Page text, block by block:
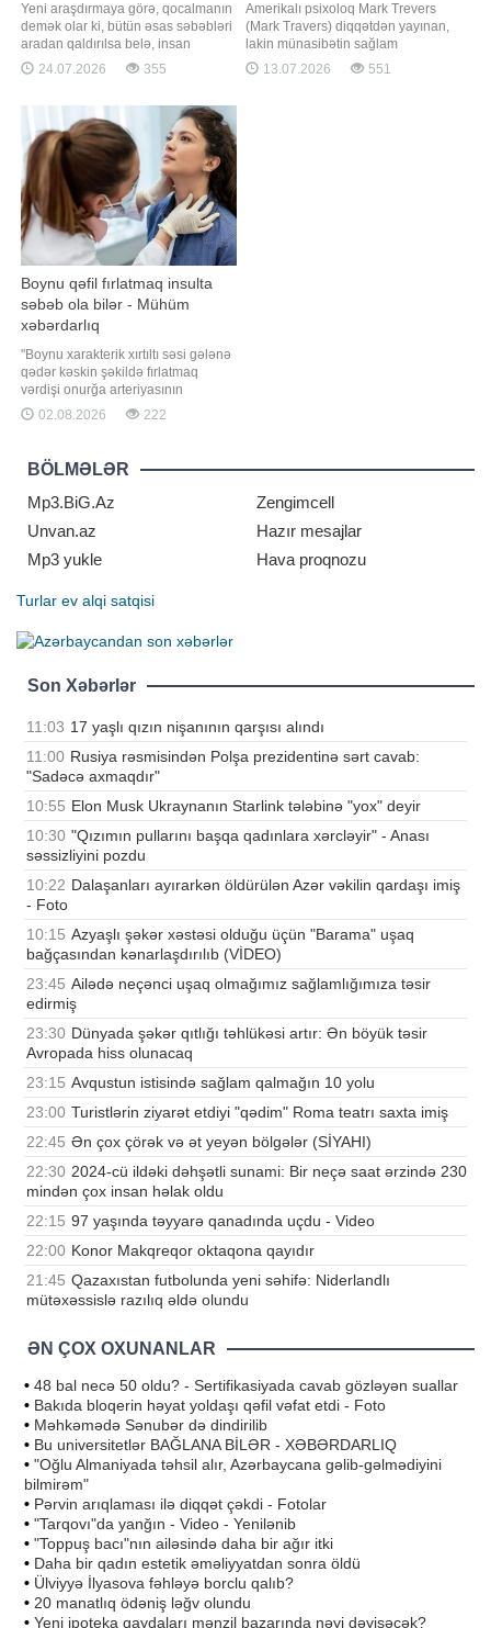
Yeni araşdırmaya görə, qocalmanın
demək olar ki, bütün əsas səbəbləri
aradan qaldırılsa belə, insan
ömrünün nəzəri maksimum həddi
təxminən 200 il ola bilər. Qaynarinfo
nəşrinin məlumatına görə, alimlər
qocalmanın əsas mexanizmlərinin
aradan qaldırıldığı hald
24.07.2026 355
Amerikalı psixoloq Mark Trevers
(Mark Travers) diqqətdən yayınan,
lakin münasibətin sağlam
olmadığını göstərən yeddi əsas
əlaməti sadalayıb. Qaynarinfo-nun
13.07.2026 551
Boynu qəfil fırlatmaq insulta
səbəb ola bilər - Mühüm
xəbərdarlıq
"Boynu xarakterik xırtıltı səsi gələnə
qədər kəskin şəkildə fırlatmaq
vərdişi onurğa arteriyasının
zədələnməsinə və nadir hallarda
işemik insultun yaranmasına səbəb
"İzvestiya"ya rusiyalı nevroloq
Aleksandr Tkaçyov deyib.
Mütəxəssisin sözlərinə görə
02.08.2026 222
BÖLMƏLƏR
Mp3.BiG.Az
Zengimcell
Unvan.az
Hazır mesajlar
Mp3 yukle
Hava proqnozu
Turlar ev alqi satqisi
Son Xəbərlər
11:03 17 yaşlı qızın nişanının qarşısı alındı
11:00 Rusiya rəsmisindən Polşa prezidentinə sərt cavab:
"Sadəcə axmaqdır"
10:55 Elon Musk Ukraynanın Starlink tələbinə "yox" deyir
10:30 "Qızımın pullarını başqa qadınlara xərcləyir" - Anası
səssizliyini pozdu
10:22 Dalaşanları ayırarkən öldürülən Azər vəkilin qardaşı imiş
- Foto
10:15 Azyaşlı şəkər xəstəsi olduğu üçün "Barama" uşaq
bağçasından kənarlaşdırılıb (VİDEO)
23:45 Ailədə neçənci uşaq olmağımız sağlamlığımıza təsir
edirmiş
23:30 Dünyada şəkər qıtlığı təhlükəsi artır: Ən böyük təsir
Avropada hiss olunacaq
23:15 Avqustun istisində sağlam qalmağın 10 yolu
23:00 Turistlərin ziyarət etdiyi "qədim" Roma teatrı saxta imiş
22:45 Ən çox çörək və ət yeyən bölgələr (SİYAHI)
22:30 2024-cü ildəki dəhşətli sunami: Bir neçə saat ərzində 230
mindən çox insan həlak oldu
22:15 97 yaşında təyyarə qanadında uçdu - Video
22:00 Konor Makqreqor oktaqona qayıdır
21:45 Qazaxıstan futbolunda yeni səhifə: Niderlandlı
mütəxəssislə razılıq əldə olundu
ƏN ÇOX OXUNANLAR
• 48 bal necə 50 oldu? - Sertifikasiyada cavab gözləyən suallar
• Bakıda bloqerin həyat yoldaşı qəfil vəfat etdi - Foto
• Məhkəmədə Sənubər də dindirilib
• Bu universitetlər BAĞLANA BİLƏR - XƏBƏRDARLIQ
• "Oğlu Almaniyada təhsil alır, Azərbaycana gəlib-gəlmədiyini
bilmirəm"
• Pərvin arıqlaması ilə diqqət çəkdi - Fotolar
• "Tarqovı"da yanğın - Video - Yenilənib
• "Toppuş bacı"nın ailəsində daha bir ağır itki
• Daha bir qadın estetik əməliyyatdan sonra öldü
• Ülviyyə İlyasova fəhləyə borclu qalıb?
• 20 manatlıq ödəniş ləğv olundu
• Yeni ipoteka qaydaları mənzil bazarında nəyi dəyişəcək?